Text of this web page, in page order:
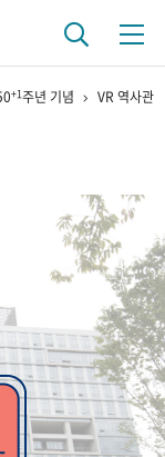
영상 기록물
+1주년 기념 VR 역사관